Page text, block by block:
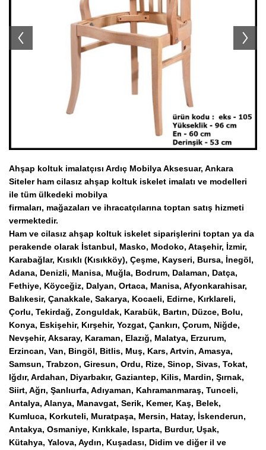
Ahşap Tabure İmalatı Modelleri
Ahşap Servis Arabaları
Koltuk Takımı İmalatı Modelleri
TV Ünitesi İmalatı Modelleri
Ahşap Konsol İmalatı Modelleri
Ahşap koltuk imalatçısı Ardıç Mobilya Aksesuar, Ankara
Siteler ham cilasız ahşap koltuk iskelet imalatı ve modelleri
ile tüm ülkedeki mobilya
firmaları, mağazaları ve ihracatçılarına toptan satış hizmeti
vermektedir.
Ham ve cilasız ahşap koltuk iskelet siparişlerini toptan ya da
perakende olarak İstanbul, Masko, Modoko, Ataşehir, İzmir,
Karabağlar, Kısıklı (Kısıkköy), Çeşme, Kayseri, Bursa, İnegöl,
Adana, Denizli, Manisa, Muğla, Bodrum, Dalaman, Datça,
Fethiye, Köyceğiz, Dalyan, Ortaca, Manisa, Afyonkarahisar,
Balıkesir, Çanakkale, Sakarya, Kocaeli, Edirne, Kırklareli,
Çorlu, Tekirdağ, Zonguldak, Karabük, Bartın, Düzce, Bolu,
Konya, Eskişehir, Kırşehir, Yozgat, Çankırı, Çorum, Niğde,
Nevşehir, Aksaray, Karaman, Elazığ, Malatya, Erzurum,
Erzincan, Van, Bingöl, Bitlis, Muş, Kars, Artvin, Amasya,
Samsun, Trabzon, Giresun, Ordu, Rize, Sinop, Sivas, Tokat,
Iğdır, Ardahan, Diyarbakır, Gaziantep, Kilis, Mardin, Şırnak,
Siirt, Ağrı, Şanlıurfa, Adıyaman, Kahramanmaraş, Tunceli,
Antalya, Alanya, Manavgat, Serik, Kemer, Kaş, Belek,
Kumluca, Korkuteli, Muratpaşa, Mersin, Hatay, İskenderun,
Antakya, Osmaniye, Kırıkkale, Isparta, Burdur, Uşak,
Kütahya, Yalova, Aydın, Kuşadası, Didim ve diğer il ve